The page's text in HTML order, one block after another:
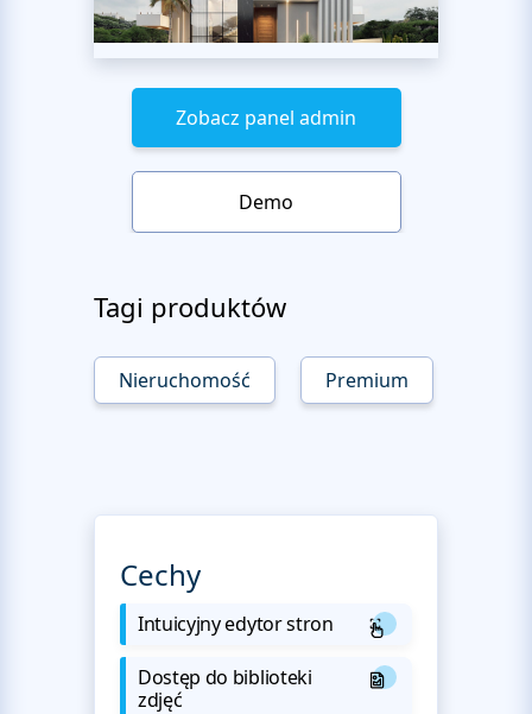
Zobacz panel admin
Demo
Tagi produktów
Nieruchomość Premium
Cechy
Intuicyjny edytor stron
Dostęp do biblioteki
zdjęć